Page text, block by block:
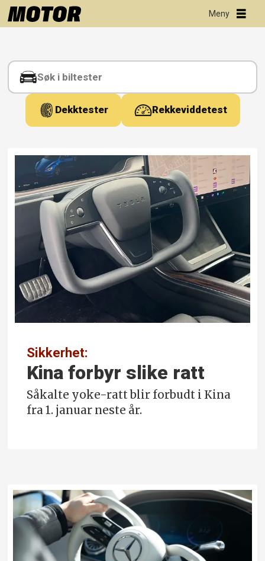
Tag:
yoke
Dekktester Rekkeviddetest
Sikkerhet:
Kina forbyr slike ratt
Såkalte yoke-ratt blir forbudt i Kina
fra 1. januar neste år.